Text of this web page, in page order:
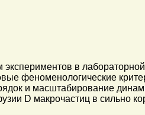
в
феноменологические
и масштабирование
D макрочастиц в сильно